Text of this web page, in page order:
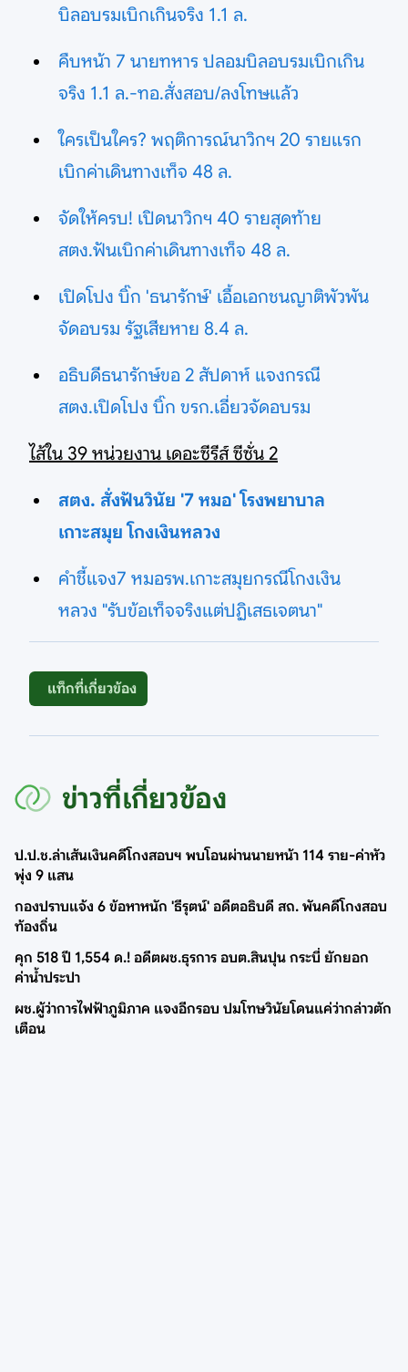
บิลอบรมเบิกเกินจริง 1.1 ล.
คืบหน้า 7 นายทหาร ปลอมบิลอบรมเบิกเกิน
จริง 1.1 ล.-ทอ.สั่งสอบ/ลงโทษแล้ว
ใครเป็นใคร? พฤติการณ์นาวิกฯ 20 รายแรก
เบิกค่าเดินทางเท็จ 48 ล.
จัดให้ครบ! เปิดนาวิกฯ 40 รายสุดท้าย
สตง.ฟันเบิกค่าเดินทางเท็จ 48 ล.
เปิดโปง บิ๊ก 'ธนารักษ์' เอื้อเอกชนญาติพัวพัน
จัดอบรม รัฐเสียหาย 8.4 ล.
อธิบดีธนารักษ์ขอ 2 สัปดาห์ แจงกรณี
สตง.เปิดโปง บิ๊ก ขรก.เอี่ยวจัดอบรม
ไส้ใน 39 หน่วยงาน เดอะซีรีส์ ซีซั่น 2
สตง. สั่งฟันวินัย '7 หมอ' โรงพยาบาล
เกาะสมุย โกงเงินหลวง
คำชี้แจง7 หมอรพ.เกาะสมุยกรณีโกงเงิน
หลวง "รับข้อเท็จจริงแต่ปฏิเสธเจตนา"
แท็กที่เกี่ยวข้อง
ข่าวที่เกี่ยวข้อง
ป.ป.ช.ล่าเส้นเงินคดีโกงสอบฯ พบโอนผ่านนายหน้า 114 ราย-ค่าหัว
พุ่ง 9 แสน
กองปราบแจ้ง 6 ข้อหาหนัก 'ธีรุตน์' อดีตอธิบดี สถ. พันคดีโกงสอบ
ท้องถิ่น
คุก 518 ปี 1,554 ด.! อดีตผช.ธุรการ อบต.สินปุน กระบี่ ยักยอก
ค่าน้ำประปา
ผช.ผู้ว่าการไฟฟ้าภูมิภาค แจงอีกรอบ ปมโทษวินัยโดนแค่ว่ากล่าวตัก
เตือน